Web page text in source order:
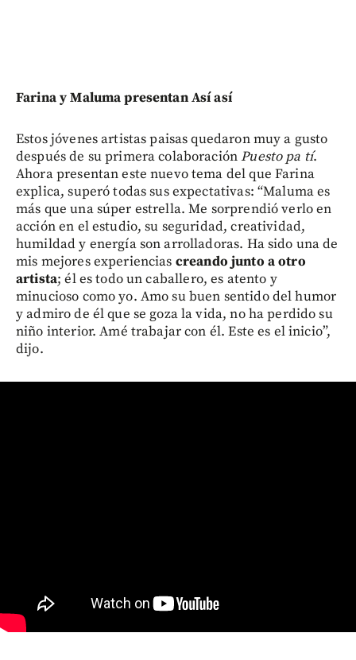
Farina y Maluma presentan Así así
Estos jóvenes artistas paisas quedaron muy a gusto
después de su primera colaboraciónPuesto pa tí.
Ahora presentan este nuevo tema del que Farina
explica, superó todas sus expectativas: “Maluma es
más que una súper estrella. Me sorprendió verlo en
acción en el estudio, su seguridad, creatividad,
humildad y energía son arrolladoras. Ha sido una de
mis mejores experiencias creando junto a otro
artista; él es todo un caballero, es atento y
minucioso como yo. Amo su buen sentido del humor
y admiro de él que se goza la vida, no ha perdido su
niño interior. Amé trabajar con él. Este es el inicio”,
dijo.